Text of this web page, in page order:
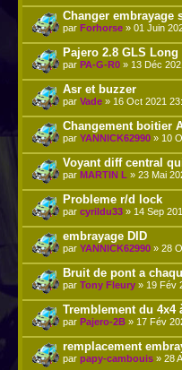
Changer embrayage
par Forhorse » 01 Juin
Pajero 2.8 GLS
par PA-G-R0 » 13 Déc
Asr et buzzer
par Vade » 16 Oct 2021
Changement boitier
par YANNICK62990 » 10
Voyant diff central
par MARTIN L » 23 Mai
Probleme r/d lock
par cyrildu33 » 14 Sep
embrayage DID
par YANNICK62990 » 28
Bruit de pont a
par Tony Fleury » 19 Fév
Tremblement du 4x4
par Pajero-2B » 17 Fév
remplacement
par papy-cambouis » 28